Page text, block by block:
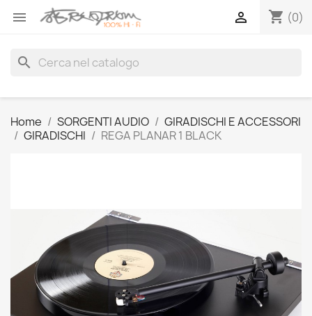
 shopping_cart (0)

search
Home SORGENTI AUDIO
GIRADISCHI E ACCESSORI
GIRADISCHI
REGA PLANAR 1 BLACK